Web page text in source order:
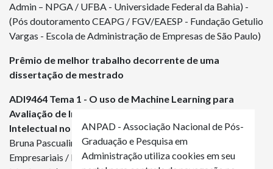
Admin – NPGA / UFBA - Universidade Federal da Bahia) -
(Pós doutoramento CEAPG / FGV/EAESP - Fundação Getulio
Vargas - Escola de Administração de Empresas de São Paulo)
Prêmio de melhor trabalho decorrente de uma
dissertação de mestrado
ADI9464 Tema 1 - O uso de Machine Learning para
Avaliação de Impactos da Divulgação sobre Capital
Intelectual no Underpricing de IPOs no Brasil
Bruna Pascualin Tonon (Controladoria e Finanças
Empresariais / Mackenzie - Universidade Presbiteriana
ANPAD - Associação Nacional de Pós-
Graduação e Pesquisa em
Administração utiliza cookies em seu